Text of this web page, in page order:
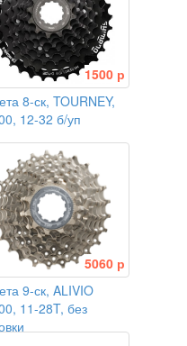
1500 р
8-ск, TOURNEY,
12-32 б/уп
5060 р
9-ск, ALIVIO
11-28T, без